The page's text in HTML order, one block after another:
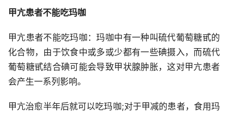
甲亢患者不能吃玛咖
甲亢患者不能吃玛咖：玛咖中有一种叫硫代葡萄糖甙的
化合物，由于饮食中或多或少都有一些碘摄入，而硫代
葡萄糖甙结合碘可能会导致甲状腺肿胀，这对甲亢患者
会产生一系列影响。
甲亢治愈半年后就可以吃玛咖;对于甲减的患者，食用玛